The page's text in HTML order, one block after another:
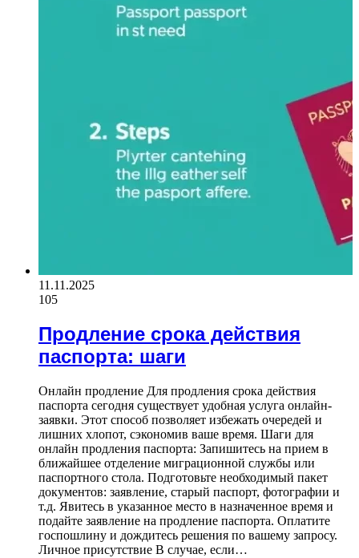
11.11.2025
105
Продление срока действия
паспорта: шаги
Онлайн продление Для продления срока действия
паспорта сегодня существует удобная услуга онлайн-
заявки. Этот способ позволяет избежать очередей и
лишних хлопот, сэкономив ваше время. Шаги для
онлайн продления паспорта: Запишитесь на прием в
ближайшее отделение миграционной службы или
паспортного стола. Подготовьте необходимый пакет
документов: заявление, старый паспорт, фотографии и
т.д. Явитесь в указанное место в назначенное время и
подайте заявление на продление паспорта. Оплатите
госпошлину и дождитесь решения по вашему запросу.
Личное присутствие В случае, если…